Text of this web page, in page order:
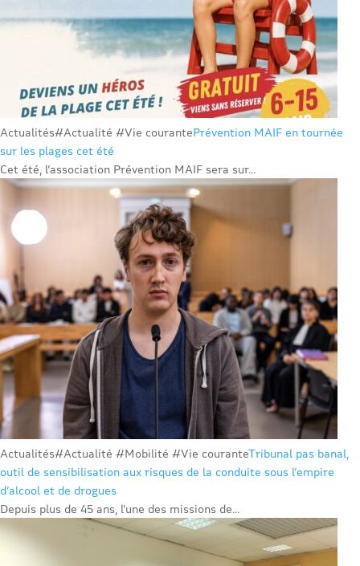
Actualités#Actualité #Vie courantePrévention MAIF en tournée
sur les plages cet été
Cet été, l’association Prévention MAIF sera sur...
Actualités#Actualité #Mobilité #Vie couranteTribunal pas banal,
outil de sensibilisation aux risques de la conduite sous l’empire
d’alcool et de drogues
Depuis plus de 45 ans, l’une des missions de...